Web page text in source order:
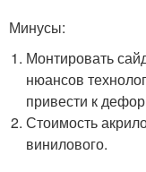
Минусы:
Монтировать
нюансов
привести к
Стоимость
винилового.